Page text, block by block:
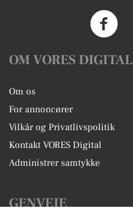
OM VORES DIGITAL
Om os
For annoncører
Vilkår og Privatlivspolitik
Kontakt VORES Digital
Administrer samtykke
GENVEJE